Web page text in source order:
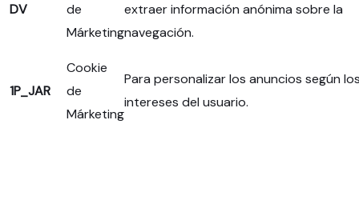
DV
de
Márketing
extraer información anónima sobre la
navegación.
1P_JAR
Cookie
de
Márketing
Para personalizar los anuncios según
intereses del usuario.